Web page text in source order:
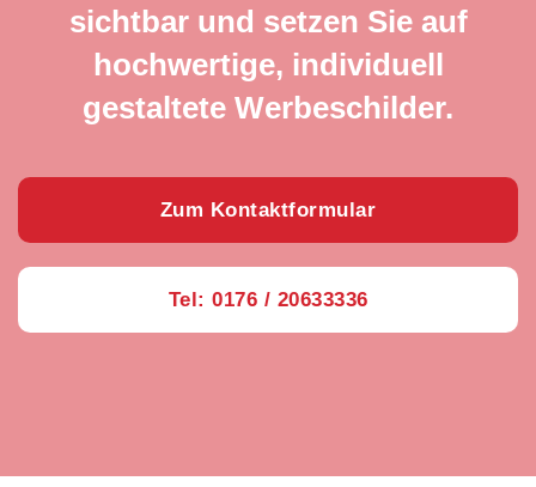
sichtbar und setzen Sie auf
hochwertige, individuell
gestaltete Werbeschilder.
Zum Kontaktformular
Tel: 0176 / 20633336